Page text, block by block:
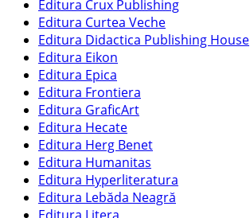
Editura Crux Publishing
Editura Curtea Veche
Editura Didactica Publishing House
Editura Eikon
Editura Epica
Editura Frontiera
Editura GraficArt
Editura Hecate
Editura Herg Benet
Editura Humanitas
Editura Hyperliteratura
Editura Lebăda Neagră